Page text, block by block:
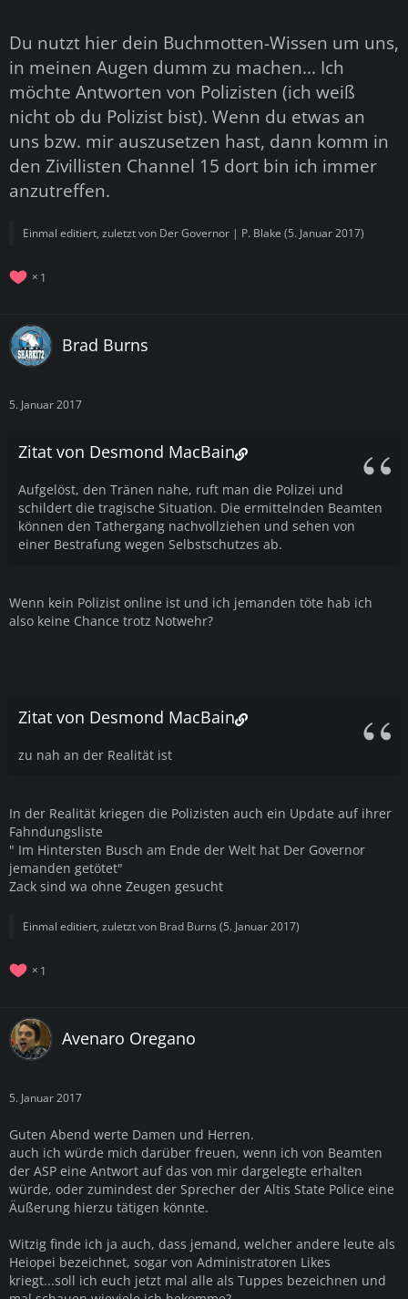
Du nutzt hier dein Buchmotten-Wissen um uns,
in meinen Augen dumm zu machen... Ich
möchte Antworten von Polizisten (ich weiß
nicht ob du Polizist bist). Wenn du etwas an
uns bzw. mir auszusetzen hast, dann komm in
den Zivillisten Channel 15 dort bin ich immer
anzutreffen.
Einmal editiert, zuletzt von Der Governor | P. Blake (5. Januar 2017)
1
Brad Burns
5. Januar 2017
Zitat von Desmond MacBain
Aufgelöst, den Tränen nahe, ruft man die Polizei und
schildert die tragische Situation. Die ermittelnden Beamten
können den Tathergang nachvollziehen und sehen von
einer Bestrafung wegen Selbstschutzes ab.
Wenn kein Polizist online ist und ich jemanden töte hab ich
also keine Chance trotz Notwehr?
Zitat von Desmond MacBain
zu nah an der Realität ist
In der Realität kriegen die Polizisten auch ein Update auf ihrer
Fahndungsliste
" Im Hintersten Busch am Ende der Welt hat Der Governor
jemanden getötet"
Zack sind wa ohne Zeugen gesucht
Einmal editiert, zuletzt von Brad Burns (5. Januar 2017)
1
Avenaro Oregano
5. Januar 2017
Guten Abend werte Damen und Herren.
auch ich würde mich darüber freuen, wenn ich von Beamten
der ASP eine Antwort auf das von mir dargelegte erhalten
würde, oder zumindest der Sprecher der Altis State Police eine
Äußerung hierzu tätigen könnte.
Witzig finde ich ja auch, dass jemand, welcher andere leute als
Heiopei bezeichnet, sogar von Administratoren Likes
kriegt...soll ich euch jetzt mal alle als Tuppes bezeichnen und